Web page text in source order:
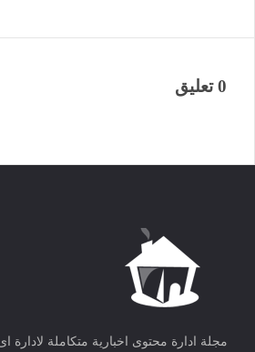
0 تعليق
مجلة ادارة محتوى اخبارية متكاملة لادارة